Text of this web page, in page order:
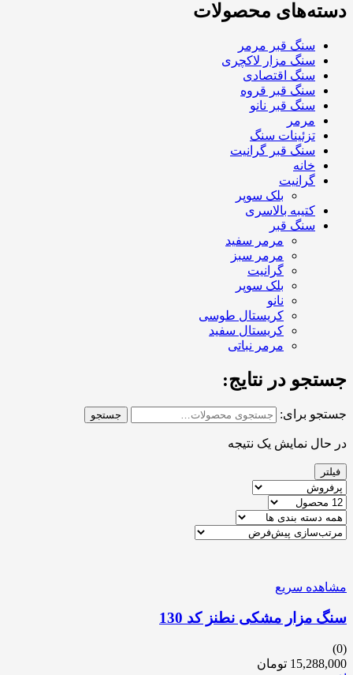
دسته‌های محصولات
سنگ قبر مرمر
سنگ مزار لاکچری
سنگ اقتصادی
سنگ قبر قروه
سنگ قبر نانو
مرمر
تزئینات سنگ
سنگ قبر گرانیت
خانه
گرانیت
بلک سوپر
کتیبه بالاسری
سنگ قبر
مرمر سفید
مرمر سبز
گرانیت
بلک سوپر
نانو
کریستال طوسی
کریستال سفید
مرمر نباتی
جستجو در نتایج:
جستجو برای: جستجو
در حال نمایش یک نتیجه
فیلتر
مشاهده سریع
سنگ مزار مشکی نطنز کد 130
(0)
15,288,000 تومان